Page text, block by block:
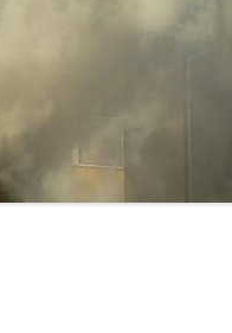
KOTŁÓW
PIĘCIU
JAK NAPRAWIĆ WENTYLACJĘ W
DOMU
POŻAR